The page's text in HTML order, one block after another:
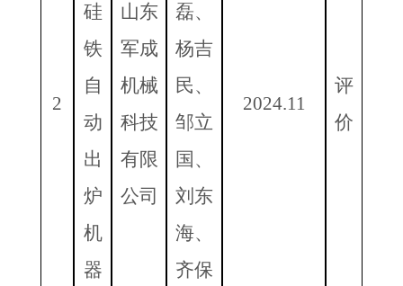
2
硅
铁
自
动
出
炉
机
器
山东
军成
机械
科技
有限
公司
磊、
杨吉
民、
邹立
国、
刘东
海、
齐保
2024.11
评
价